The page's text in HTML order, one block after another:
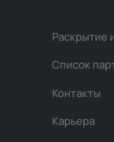
Раскрытие
Список
Контакты
Карьера